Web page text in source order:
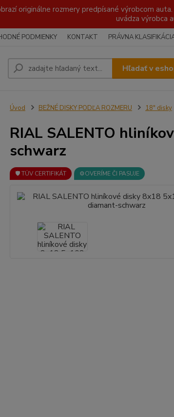
originálne rozmery predpísané výrobcom
uvádza výrobca
PODMIENKY KONTAKT PRÁVNA
Hľadať v
Úvod BEŽNÉ DISKY PODĽA ROZMERU 18" disky
RIAL SALENTO
schwarz
🛡️ TÜV CERTIFIKÁT ⚙️OVERÍME ČI PASUJE